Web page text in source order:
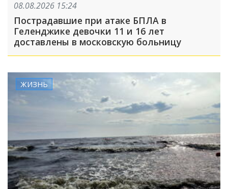
08.08.2026 15:24
Пострадавшие при атаке БПЛА в
Геленджике девочки 11 и 16 лет
доставлены в московскую больницу
ЖИЗНЬ